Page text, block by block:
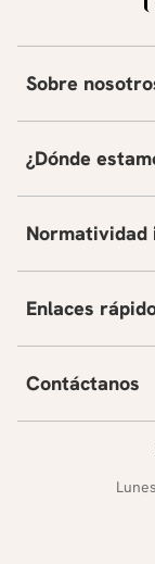
Sobre
¿Dónde
Enlaces
Contáctanos